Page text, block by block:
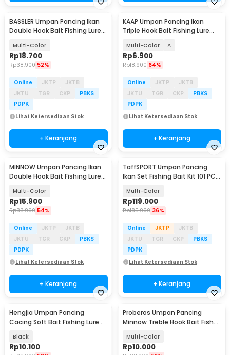
BASSLER Umpan Pancing Ikan
Double Hook Bait Fishing Lure
Multi-Color
Rp18.700
Rp38.900 52%
Online JKTP
JKTB
JKTU
TGR CKP
PBKS
PDPK
Lihat Ketersediaan Stok
+ Keranjang
KAAP Umpan Pancing Ikan
Triple Hook Bait Fishing Lure
Multi-Color A
Rp6.900
Rp18.900 64%
Online JKTP
JKTB
JKTU
TGR CKP
PBKS
PDPK
Lihat Ketersediaan Stok
+ Keranjang
MINNOW Umpan Pancing Ikan
Double Hook Bait Fishing Lure
Multi-Color
Rp15.900
Rp33.900 54%
Online JKTP
JKTB
JKTU
TGR CKP
PBKS
PDPK
Lihat Ketersediaan Stok
+ Keranjang
TaffSPORT Umpan Pancing
Ikan Set Fishing Bait Kit 101 PCS
Multi-Color
Rp119.000
Rp185.900 36%
Online JKTP
JKTB
JKTU
TGR CKP
PBKS
PDPK
Lihat Ketersediaan Stok
+ Keranjang
Hengjia Umpan Pancing
Cacing Soft Bait Fishing Lure
Black
Rp10.100
Proberos Umpan Pancing
Minnow Treble Hook Bait Fish
Multi-Color
Rp10.000